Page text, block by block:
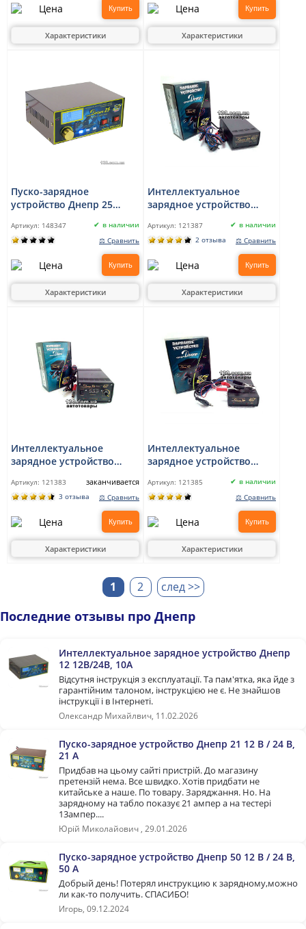
Купить
Характеристики
Купить
Характеристики
Пуско-зарядное
устройство Днепр 25
Артикул: 148347
в наличии
⚖ Сравнить
Купить
Характеристики
Интеллектуальное
зарядное устройство
режимом десульфатации
Артикул: 121387
в наличии
2 отзыва
⚖ Сравнить
Купить
Характеристики
Интеллектуальное
зарядное устройство
режимом десульфатации
Артикул: 121383 заканчивается
3 отзыва ⚖ Сравнить
Купить
Характеристики
Интеллектуальное
зарядное устройство
режимом десульфатации
Артикул: 121385
в наличии
⚖ Сравнить
Купить
Характеристики
1 2 след >>
Последние отзывы про Днепр
Интеллектуальное зарядное устройство Днепр
12 12В/24В, 10А
Відсутня інструкція з експлуатації. Та пам'ятка, яка йде з
гарантійним талоном, інструкцією не є. Не знайшов
інструкції і в Інтернеті.
Олександр Михайлвич, 11.02.2026
Пуско-зарядное устройство Днепр 21 12 В / 24 В,
21 А
Придбав на цьому сайті пристрій. До магазину
претензій нема. Все швидко. Хотів придбати не
китайське а наше. По товару. Заряджання. Но. На
зарядному на табло показує 21 ампер а на тестері
13ампер....
Юрій Миколайович , 29.01.2026
Пуско-зарядное устройство Днепр 50 12 В / 24 В,
50 А
Добрый день! Потерял инструкцию к зарядному,можно
ли как-то получить. СПАСИБО!
Игорь, 09.12.2024